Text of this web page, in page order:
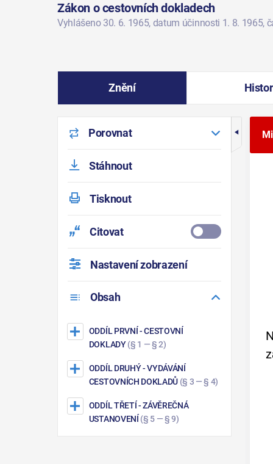
Zákon o cestovních dokladech
Vyhlášeno 30. 6. 1965, datum účinnosti 1. 8. 1965,
Znění
Porovnat
Stáhnout
Tisknout
Citovat
Nastavení zobrazení
Obsah
ODDÍL PRVNÍ- CESTOVNÍ
DOKLADY(§ 1 — § 2)
ODDÍL DRUHÝ- VYDÁVÁNÍ
CESTOVNÍCH DOKLADŮ (§ 3 — § 4)
ODDÍL TŘETÍ- ZÁVĚREČNÁ
USTANOVENÍ (§ 5 — § 9)